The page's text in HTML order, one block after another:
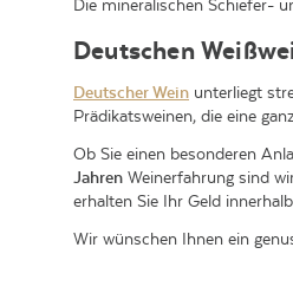
Die mineralischen Schiefer-
Deutschen
Deutscher Wein unterliegt
Prädikatsweinen, die eine
Ob Sie einen besonderen
Jahren Weinerfahrung sind
erhalten Sie Ihr Geld
Wir wünschen Ihnen ein